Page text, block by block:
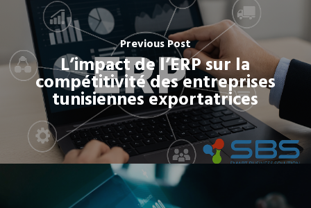
Previous Post
L’impact de l’ERP sur la
compétitivité des entreprises
tunisiennes exportatrices